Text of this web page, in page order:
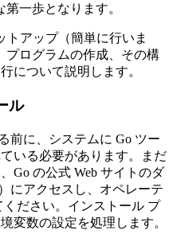
第一歩となります。
トアップ（簡単に行いま
プログラムの作成、その構
について説明します。
ル
前に、システムに Go ツー
いる必要があります。まだ
Go の公式 Web サイトのダ
）にアクセスし、オペレーテ
ださい。インストール プ
変数の設定を処理します。